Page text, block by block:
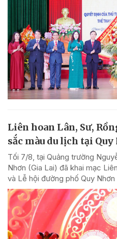
Liên hoan Lân, Sư,
sắc màu du lịch tại Quy
Tối 7/8, tại Quảng trường
Nhơn (Gia Lai) đã khai mạc
và Lễ hội đường phố Quy Nhơn